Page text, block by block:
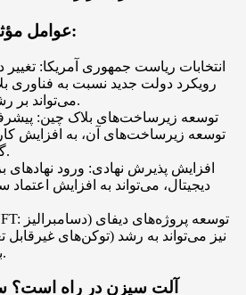
عوامل مؤثر بر رشد آلت کوین‌ها:
انتخابات ریاست جمهوری آمریکا:
رویکرد دولت جدید نسبت به فناوری
می‌تواند بر رشد این بازار تأثیرگذار باشد.
توسعه زیرساخت‌های بلاک چین:
توسعه زیرساخت‌های آن، به افزایش
گسترش بازار کمک می‌کند.
افزایش پذیرش نهادی: ورود نهادهای
دیجیتال، می‌تواند به افزایش اعتماد
بازار آلت کوین‌ها کمک کند.